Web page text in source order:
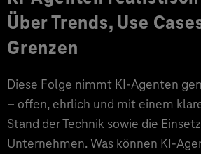
Über Trends, Use
Grenzen
Diese Folge nimmt KI-Agenten
– offen, ehrlich und mit einem
Stand der Technik sowie die
Unternehmen. Was können KI-